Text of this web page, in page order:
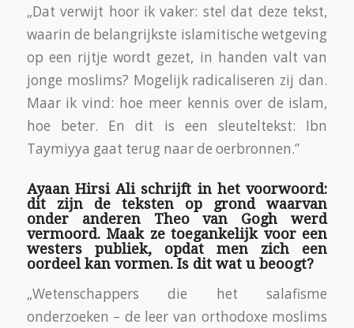
„Dat verwijt hoor ik vaker: stel dat deze tekst,
waarin de belangrijkste islamitische wetgeving
op een rijtje wordt gezet, in handen valt van
jonge moslims? Mogelijk radicaliseren zij dan.
Maar ik vind: hoe meer kennis over de islam,
hoe beter. En dit is een sleuteltekst: Ibn
Taymiyya gaat terug naar de oerbronnen.”
Ayaan Hirsi Ali schrijft in het voorwoord:
dit zijn de teksten op grond waarvan
onder anderen Theo van Gogh werd
vermoord. Maak ze toegankelijk voor een
westers publiek, opdat men zich een
oordeel kan vormen. Is dit wat u beoogt?
„Wetenschappers die het salafisme
onderzoeken – de leer van orthodoxe moslims